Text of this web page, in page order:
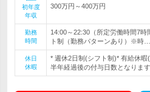
初年度
年収
300万円～400万円
勤務
時間
14:00～22:30（所定労働時間7
ト制（勤務パターンあり）※時…
休日
休暇
* 週休2日制(シフト制)* 有給休
半年経過後の付与日数となりま